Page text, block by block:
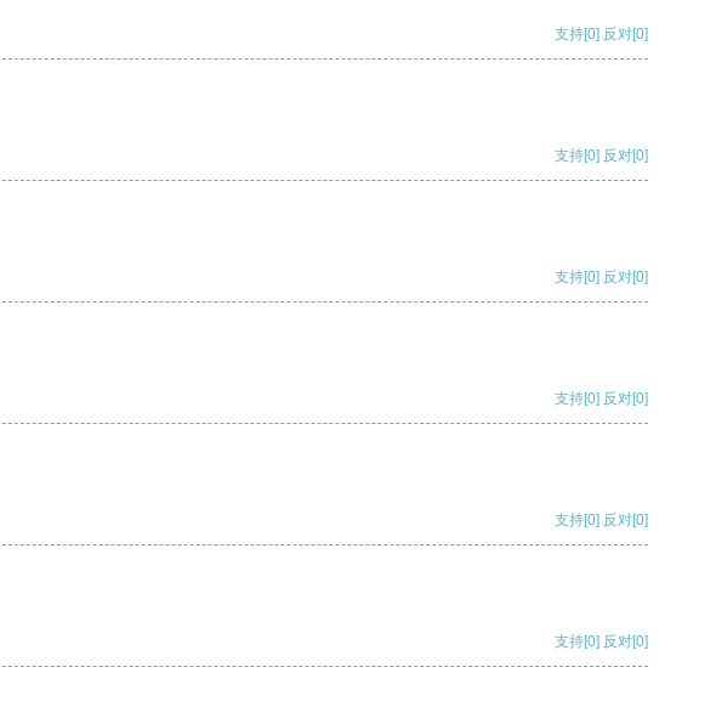
支持[0] 反对[0]
支持[0] 反对[0]
支持[0] 反对[0]
支持[0] 反对[0]
支持[0] 反对[0]
支持[0] 反对[0]